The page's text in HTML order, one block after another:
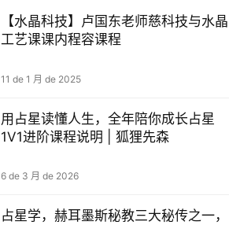
【水晶科技】卢国东老师慈科技与水晶
工艺课​​课内程‬容课程
11 de 1 月 de 2025
用占星读懂人生，全年陪你成长占星
1V1进阶课程说明 | 狐狸先森
6 de 3 月 de 2026
占星学，赫耳墨斯秘教三大秘传之一，